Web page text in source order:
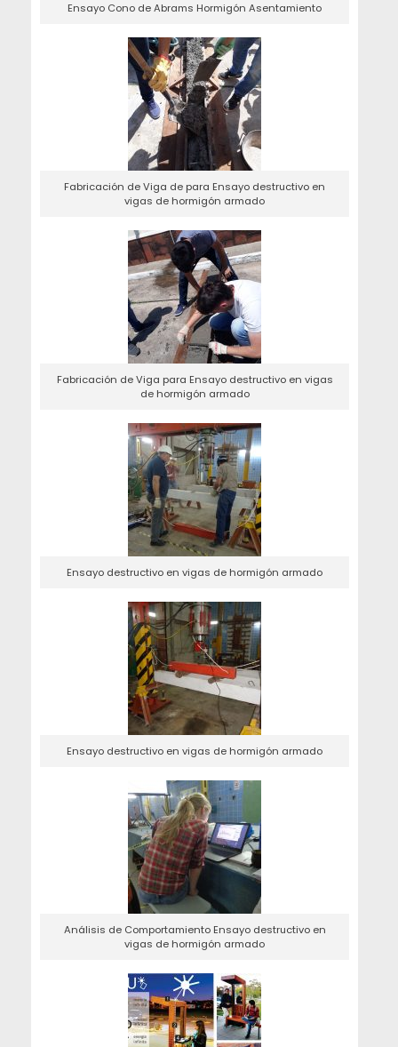
Ensayo Cono de Abrams Hormigón Asentamiento
Fabricación de Viga de para Ensayo destructivo en
vigas de hormigón armado
Fabricación de Viga para Ensayo destructivo en vigas
de hormigón armado
Ensayo destructivo en vigas de hormigón armado
Ensayo destructivo en vigas de hormigón armado
Análisis de Comportamiento Ensayo destructivo en
vigas de hormigón armado